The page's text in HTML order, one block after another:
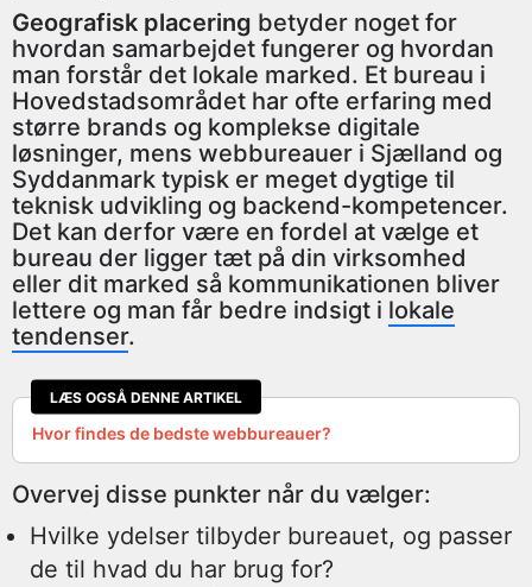
Geografisk placering betyder noget for
hvordan samarbejdet fungerer og hvordan
man forstår det lokale marked. Et bureau i
Hovedstadsområdet har ofte erfaring med
større brands og komplekse digitale
løsninger, mens webbureauer i Sjælland og
Syddanmark typisk er meget dygtige til
teknisk udvikling og backend-kompetencer.
Det kan derfor være en fordel at vælge et
bureau der ligger tæt på din virksomhed
eller dit marked så kommunikationen bliver
lettere og man får bedre indsigt i lokale
tendenser.
LÆS OGSÅ DENNE ARTIKEL
Hvor findes de bedste webbureauer?
Overvej disse punkter når du vælger:
Hvilke ydelser tilbyder bureauet, og passer
de til hvad du har brug for?